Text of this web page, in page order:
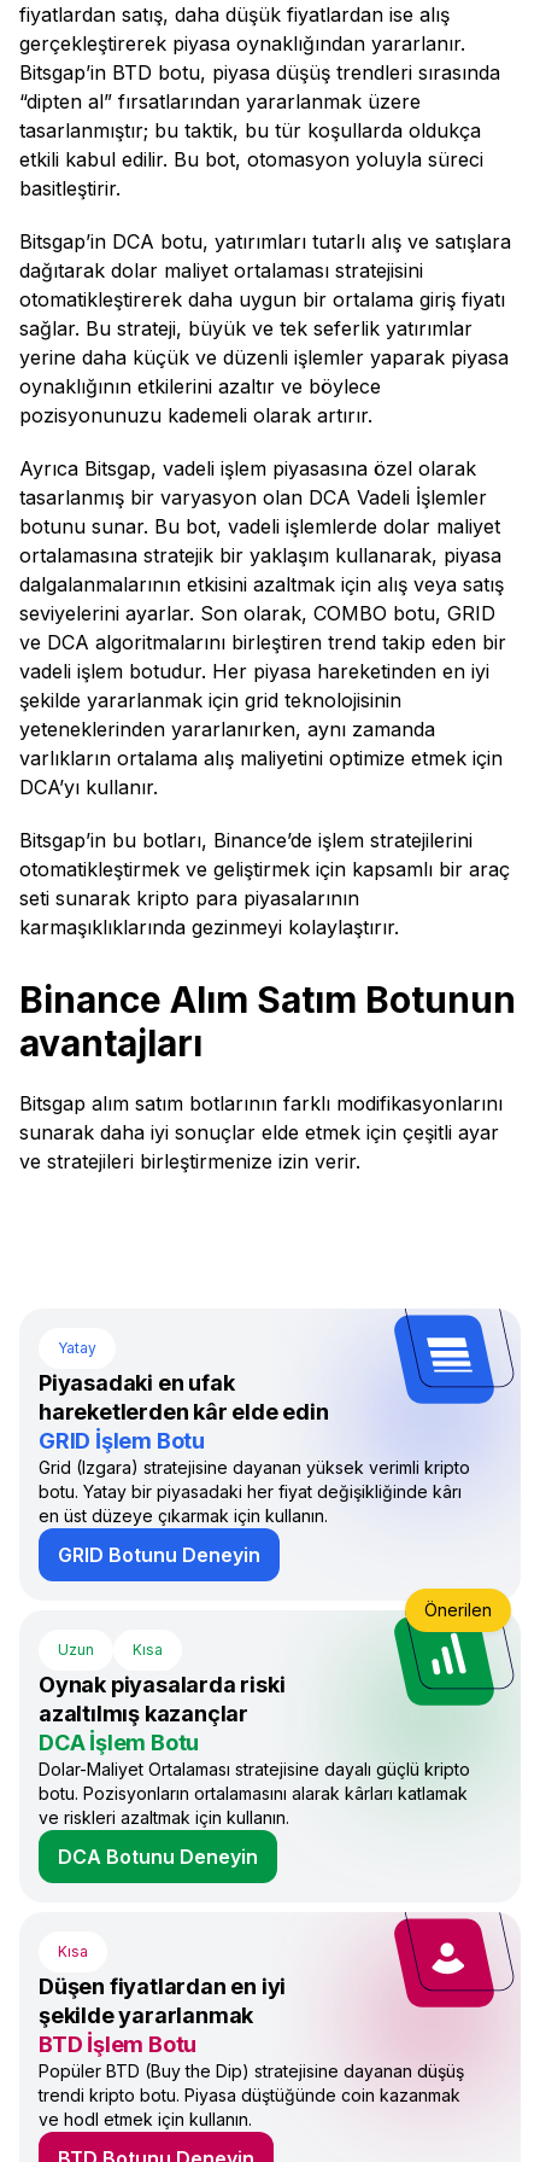
fiyatlardan satış, daha düşük fiyatlardan ise alış
gerçekleştirerek piyasa oynaklığından yararlanır.
Bitsgap’in BTD botu, piyasa düşüş trendleri sırasında
“dipten al” fırsatlarından yararlanmak üzere
tasarlanmıştır; bu taktik, bu tür koşullarda oldukça
etkili kabul edilir. Bu bot, otomasyon yoluyla süreci
basitleştirir.
Bitsgap’in DCA botu, yatırımları tutarlı alış ve satışlara
dağıtarak dolar maliyet ortalaması stratejisini
otomatikleştirerek daha uygun bir ortalama giriş fiyatı
sağlar. Bu strateji, büyük ve tek seferlik yatırımlar
yerine daha küçük ve düzenli işlemler yaparak piyasa
oynaklığının etkilerini azaltır ve böylece
pozisyonunuzu kademeli olarak artırır.
Ayrıca Bitsgap, vadeli işlem piyasasına özel olarak
tasarlanmış bir varyasyon olan DCA Vadeli İşlemler
botunu sunar. Bu bot, vadeli işlemlerde dolar maliyet
ortalamasına stratejik bir yaklaşım kullanarak, piyasa
dalgalanmalarının etkisini azaltmak için alış veya satış
seviyelerini ayarlar. Son olarak, COMBO botu, GRID
ve DCA algoritmalarını birleştiren trend takip eden bir
vadeli işlem botudur. Her piyasa hareketinden en iyi
şekilde yararlanmak için grid teknolojisinin
yeteneklerinden yararlanırken, aynı zamanda
varlıkların ortalama alış maliyetini optimize etmek için
DCA’yı kullanır.
Bitsgap’in bu botları, Binance’de işlem stratejilerini
otomatikleştirmek ve geliştirmek için kapsamlı bir araç
seti sunarak kripto para piyasalarının
karmaşıklıklarında gezinmeyi kolaylaştırır.
Binance Alım Satım Botunun
avantajları
Bitsgap alım satım botlarının farklı modifikasyonlarını
sunarak daha iyi sonuçlar elde etmek için çeşitli ayar
ve stratejileri birleştirmenize izin verir.
Yatay
Piyasadaki en ufak
hareketlerden kâr elde edin
GRID İşlem Botu
Grid (Izgara) stratejisine dayanan yüksek verimli kripto
botu. Yatay bir piyasadaki her fiyat değişikliğinde kârı
en üst düzeye çıkarmak için kullanın.
GRID Botunu Deneyin
Uzun Kısa
Oynak piyasalarda riski
azaltılmış kazançlar
DCA İşlem Botu
Dolar-Maliyet Ortalaması stratejisine dayalı güçlü kripto
botu. Pozisyonların ortalamasını alarak kârları katlamak
ve riskleri azaltmak için kullanın.
DCA Botunu Deneyin
Önerilen
Kısa
Düşen fiyatlardan en iyi
şekilde yararlanmak
BTD İşlem Botu
Popüler BTD (Buy the Dip) stratejisine dayanan düşüş
trendi kripto botu. Piyasa düştüğünde coin kazanmak
ve hodl etmek için kullanın.